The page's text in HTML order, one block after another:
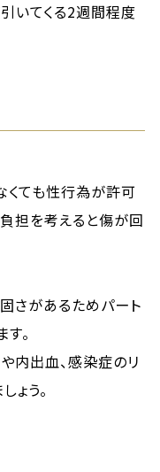
いてくる2週間程度
くても性行為が許可
担を考えると傷が回
さがあるためパート
。
内出血、感染症のリ
ょう。